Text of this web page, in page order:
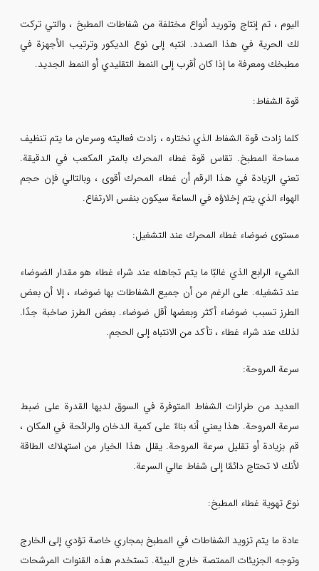
اليوم ، تم إنتاج وتوريد أنواع مختلفة من شفاطات المطبخ ، والتي تركت
لك الحرية في هذا الصدد. انتبه إلى نوع الديكور وترتيب الأجهزة في
مطبخك ومعرفة ما إذا كان أقرب إلى النمط التقليدي أو النمط الجديد.
قوة الشفاط:
كلما زادت قوة الشفاط الذي نختاره ، زادت فعاليته وسرعان ما يتم تنظيف
مساحة المطبخ. تقاس قوة غطاء المحرك بالمتر المكعب في الدقيقة.
تعني الزيادة في هذا الرقم أن غطاء المحرك أقوى ، وبالتالي فإن حجم
الهواء الذي يتم إخلاؤه في الساعة سيكون بنفس الارتفاع.
مستوى ضوضاء غطاء المحرك عند التشغيل:
الشيء الرابع الذي غالبًا ما يتم تجاهله عند شراء غطاء هو مقدار الضوضاء
عند تشغيله. على الرغم من أن جميع الشفاطات بها ضوضاء ، إلا أن بعض
الطرز تسبب ضوضاء أكثر وبعضها أقل ضوضاء. بعض الطرز صاخبة جدًا.
لذلك عند شراء غطاء ، تأكد من الانتباه إلى الحجم.
سرعة المروحة:
العديد من طرازات الشفاط المتوفرة في السوق لديها القدرة على ضبط
سرعة المروحة. هذا يعني أنه بناءً على كمية الدخان والرائحة في المكان ،
قم بزيادة أو تقليل سرعة المروحة. يقلل هذا الخيار من استهلاك الطاقة
لأنك لا تحتاج دائمًا إلى شفاط عالي السرعة.
نوع تهوية غطاء المطبخ:
عادة ما يتم تزويد الشفاطات في المطبخ بمجاري خاصة تؤدي إلى الخارج
وتوجه الجزيئات الممتصة خارج البيئة. تستخدم هذه القنوات المرشحات